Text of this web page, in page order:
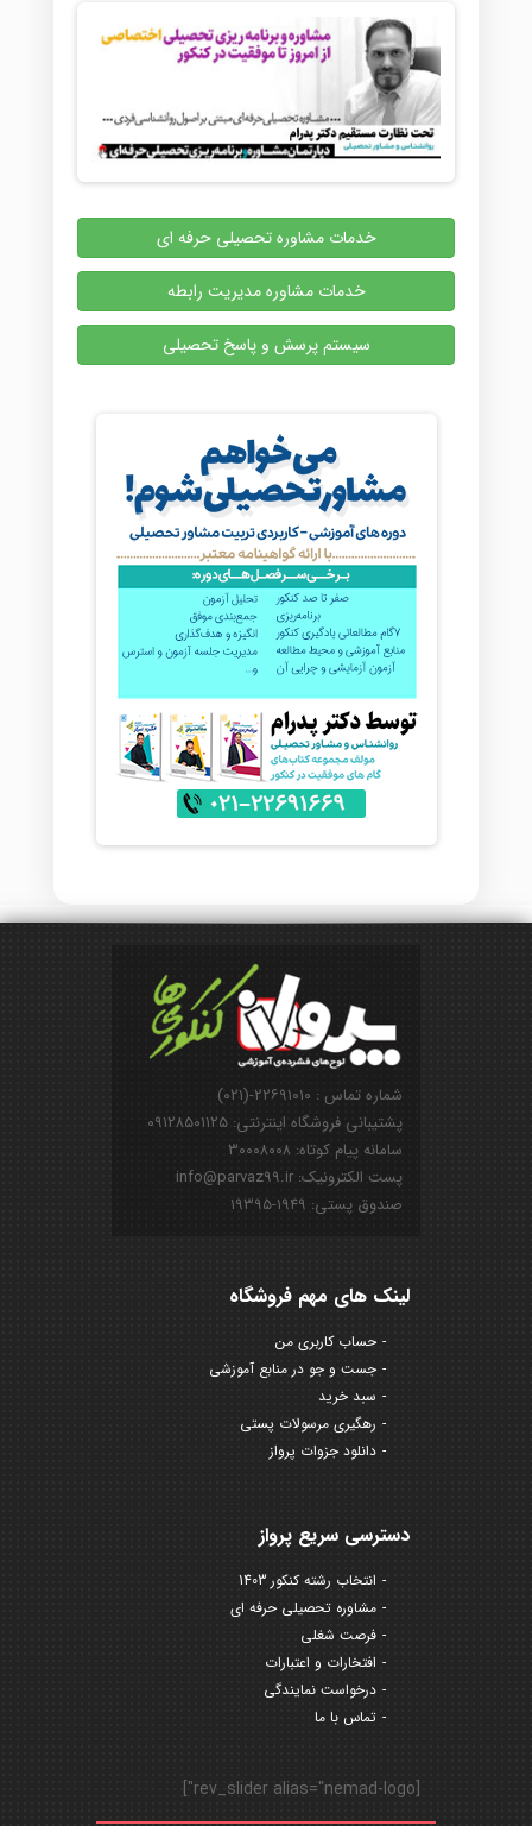
خدمات مشاوره تحصیلی حرفه ای
خدمات مشاوره مدیریت رابطه
سیستم پرسش و پاسخ تحصیلی
شماره تماس : ۲۲۶۹۱۰۱۰-(۰۲۱)
پشتیبانی فروشگاه اینترنتی: ۰۹۱۲۸۵۰۱۱۲۵
سامانه پیام کوتاه: ۳۰۰۰۸۰۰۸
پست الکترونیک: info@parvaz99.ir
صندوق پستی: ۱۹۴۹-۱۹۳۹۵
لینک های مهم فروشگاه
حساب کاربری من
جست و جو در منابع آموزشی
سبد خرید
رهگیری مرسولات پستی
دانلود جزوات پرواز
دسترسی سریع پرواز
انتخاب رشته کنکور 1403
مشاوره تحصیلی حرفه ای
فرصت شغلی
افتخارات و اعتبارات
درخواست نمایندگی
تماس با ما
[rev_slider alias="nemad-logo"]